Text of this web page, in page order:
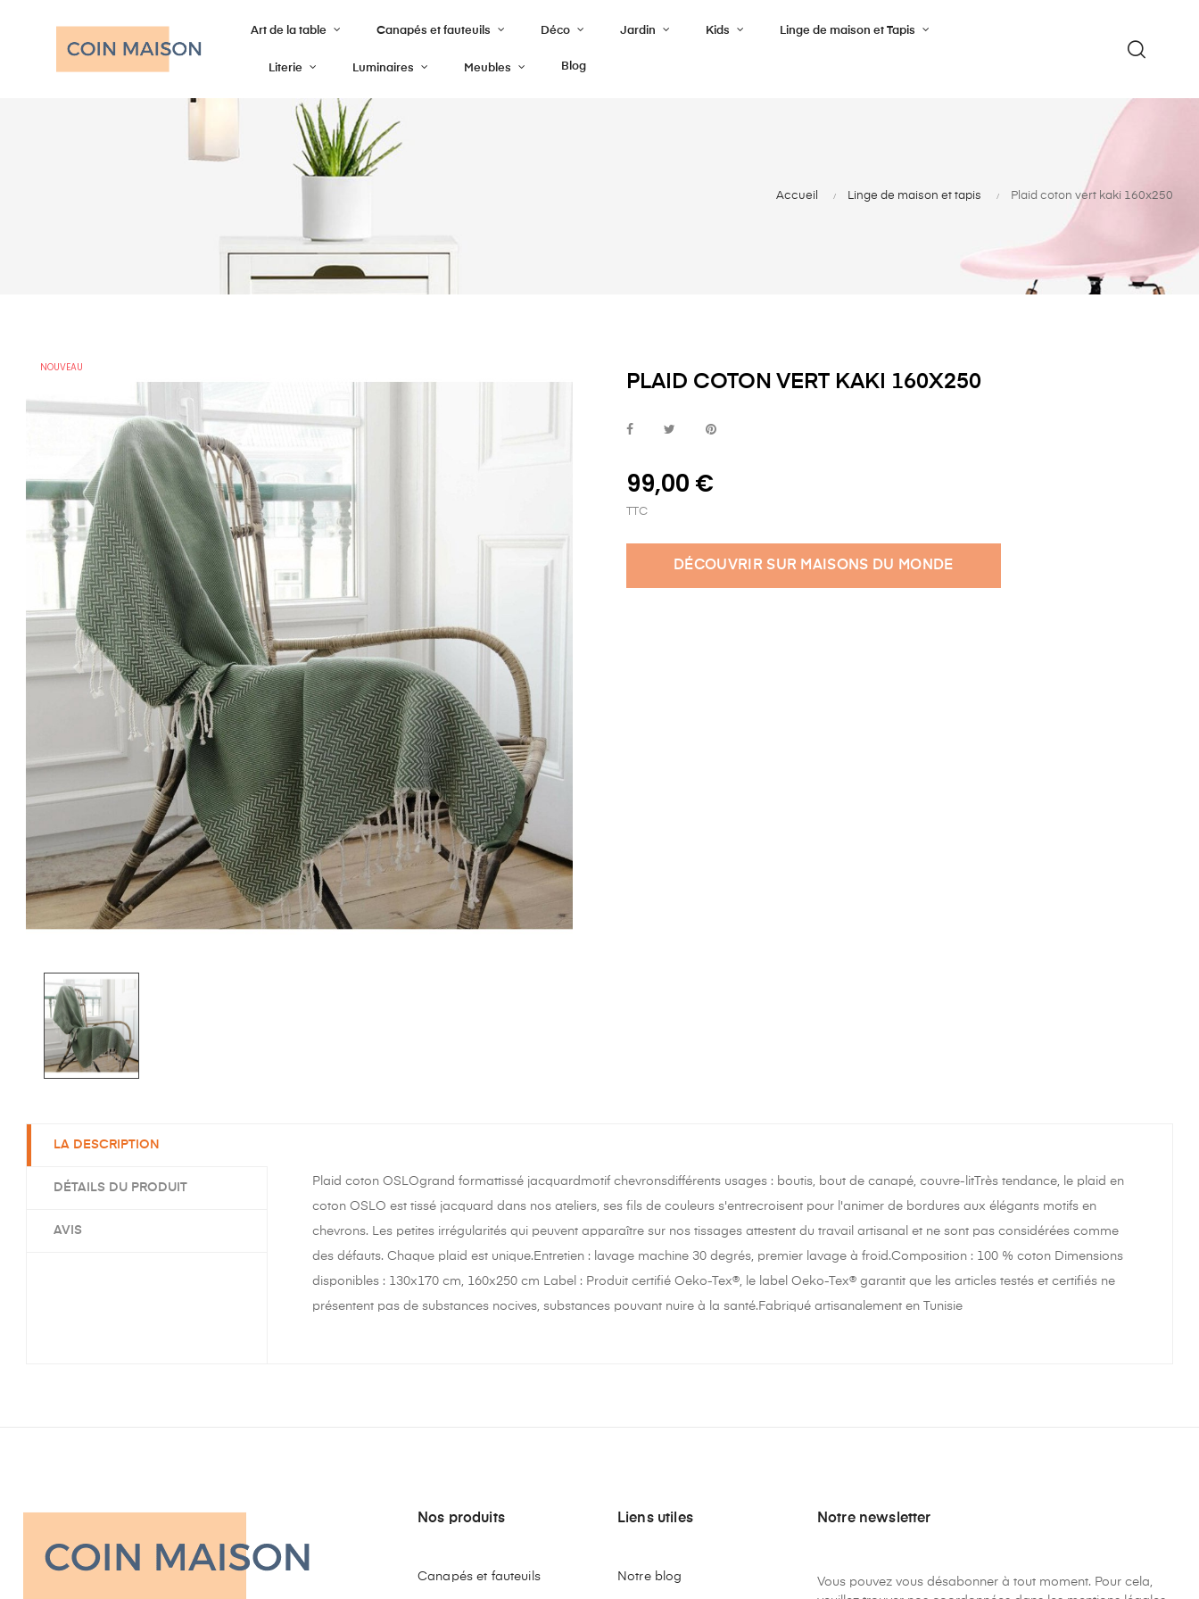
Art de la table Canapés et fauteuils Déco Jardin Kids Linge de maison et Tapis
Literie Luminaires Meubles Blog
Accueil Linge de maison et tapis Plaid coton vert kaki 160x250
NOUVEAU
PLAID COTON VERT KAKI 160X250
99,00 €
TTC
DÉCOUVRIR SUR MAISONS DU MONDE
LA DESCRIPTION
DÉTAILS DU PRODUIT
AVIS
Plaid coton OSLOgrand formattissé jacquardmotif chevronsdifférents usages : boutis, bout de canapé, couvre-litTrès tendance, le plaid en
coton OSLO est tissé jacquard dans nos ateliers, ses fils de couleurs s'entrecroisent pour l'animer de bordures aux élégants motifs en
chevrons. Les petites irrégularités qui peuvent apparaître sur nos tissages attestent du travail artisanal et ne sont pas considérées comme
des défauts. Chaque plaid est unique.Entretien : lavage machine 30 degrés, premier lavage à froid.Composition : 100 % coton Dimensions
disponibles : 130x170 cm, 160x250 cm Label : Produit certifié Oeko-Tex®, le label Oeko-Tex® garantit que les articles testés et certifiés ne
présentent pas de substances nocives, substances pouvant nuire à la santé.Fabriqué artisanalement en Tunisie
Nos produits
Canapés et fauteuils
Liens utiles
Notre blog
Notre newsletter
Vous pouvez vous désabonner à tout moment. Pour cela,